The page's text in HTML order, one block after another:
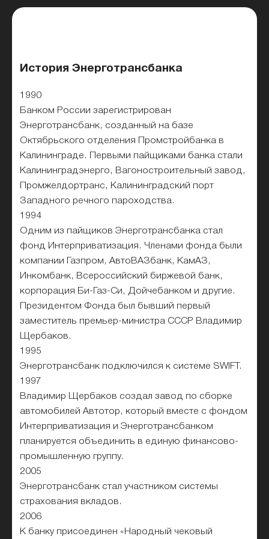
История Энерготрансбанка
1990
Банком России зарегистрирован
Энерготрансбанк, созданный на базе
Октябрьского отделения Промстройбанка в
Калининграде. Первыми пайщиками банка стали
Калининградэнерго, Вагоностроительный завод,
Промжелдортранс, Калининградский порт
Западного речного пароходства.
1994
Одним из пайщиков Энерготрансбанка стал
фонд Интерприватизация. Членами фонда были
компании Газпром, АвтоВАЗбанк, КамАЗ,
Инкомбанк, Всероссийский биржевой банк,
корпорация Би-Газ-Си, Дойчебанком и другие.
Президентом Фонда был бывший первый
заместитель премьер-министра СССР Владимир
Щербаков.
1995
Энерготрансбанк подключился к системе SWIFT.
1997
Владимир Щербаков создал завод по сборке
автомобилей Автотор, который вместе с фондом
Интерприватизация и Энерготрансбанком
планируется объединить в единую финансово-
промышленную группу.
2005
Энерготрансбанк стал участником системы
страхования вкладов.
2006
К банку присоединен «Народный чековый